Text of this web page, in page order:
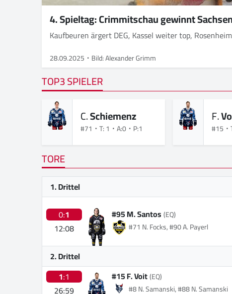
4. Spieltag: Crimmitschau gewinnt
Kaufbeuren ärgert DEG, Kassel weiter top,
28.09.2025 Bild: Alexander Grimm
TOP3 SPIELER
C.Schiemenz
#71 T: 1 A:0 P:1
F.
#15
TORE
1. Drittel
0:1
12:08
#95 M. Santos(EQ)
#71 N. Focks, #90 A. Payerl
2. Drittel
1:1
26:59
#15 F. Voit(EQ)
#8 N. Samanski, #88 N. Samanski